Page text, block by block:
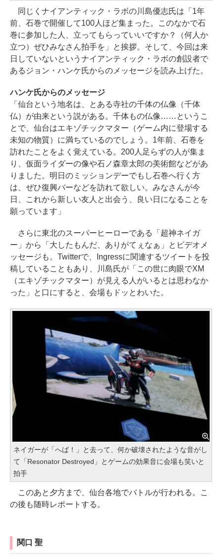
同じくナイアンティック・ラボの川島優志氏は「1年
前、石巻で開催して100人ほど集まった。このなかで石
巻に参加した人、立ってもらっていいですか？（何人か
立つ）ぜひみなさん拍手を」と挨拶。そして、今回は来
日していないというナイアンティック・ラボの創設者で
あるジョン・ハンケ氏からのメッセージを読み上げた。
ハンケ氏からのメッセージ
「仙台という地名は、とある寺社の千体の仏像（千体
仏）が由来という説がある。千体もの仏像……というこ
とで、仙台はエキゾチックマター（ゲーム内に登場する
未知の物質）に満ちているのでしょう。1年前、石巻を
訪れたことをよく覚えている。200人足らずの人が集ま
り、仮面ライダーの像や石ノ森章太郎の美術館などがあ
りました。明日のミッションデーでもし石巻へ行く方
は、ぜひ復興バーなどを訪れて欲しい。みなさんが今
日、これから新しい友人と出会う、良い日になることを
願っています」
さらに東北のスーパーヒーローである「超神ネイガ
ー」から「大したもんだ、ありがてぇなぁ」とビデオメ
ッセージも。Twitterで、Ingressに関連するツイートを投
稿していることもあり、川島氏が「この世に肉眼でXM
（エキゾチックマター）が見える人がいるとは思わなか
った」と口にすると、会場もドッとわいた。
ネイガーが「へば！」と去って、何か破壊されたような音がし
て「Resonator Destroyed」とゲームの効果音に会場も笑いと
拍手
このあと夕方まで、仙台各地でバトルが行われる。こ
の後も随時レポートする。
関口 聖